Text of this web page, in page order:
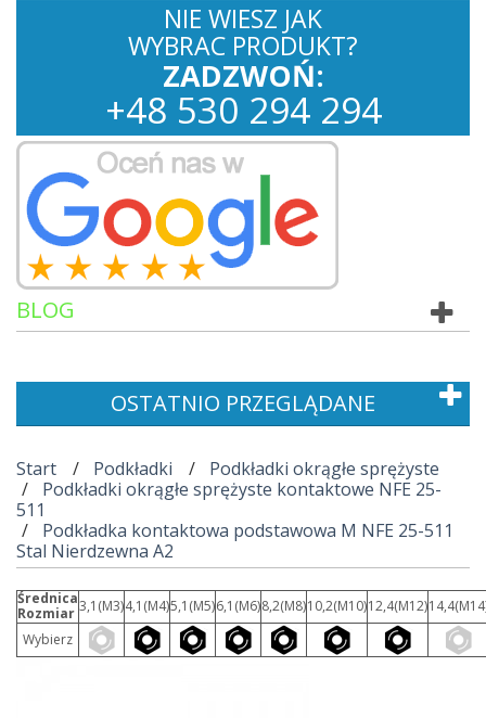
NIE WIESZ JAK
WYBRAC PRODUKT?
ZADZWOŃ:
+48 530 294 294
BLOG
OSTATNIO PRZEGLĄDANE
Start Podkładki
Podkładki okrągłe sprężyste
Podkładki okrągłe sprężyste kontaktowe NFE 25-
511
Podkładka kontaktowa podstawowa M NFE 25-511
Stal Nierdzewna A2
Średnica
Rozmiar 3,1(M3)4,1(M4)5,1(M5)6,1(M6)8,2(M8)10,2(M10)12,4(M12)
Wybierz